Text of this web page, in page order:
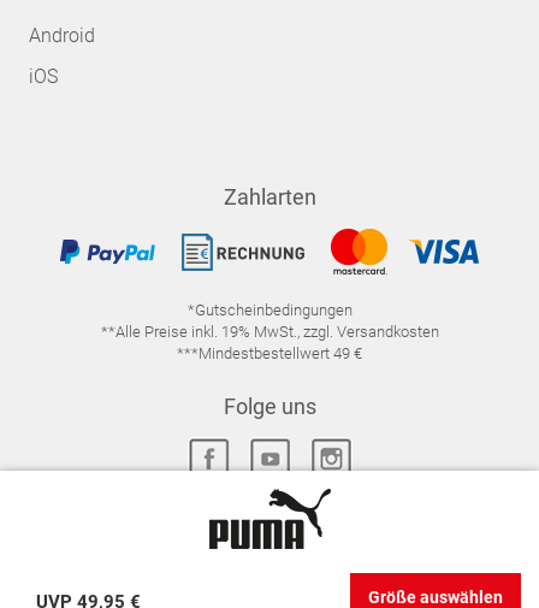
UVP 49,95 € Größe auswählen
Android
iOS
Zahlarten
*Gutscheinbedingungen
**Alle Preise inkl. 19% MwSt., zzgl. Versandkosten
***Mindestbestellwert 49 €
Folge uns